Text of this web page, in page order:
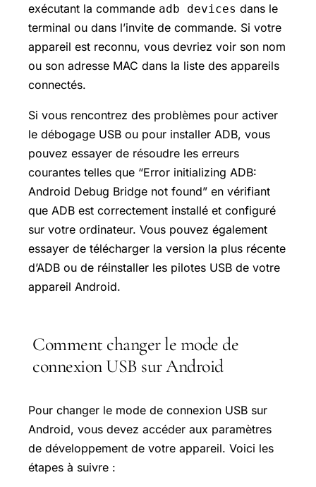
exécutant la commande adb devices dans le
terminal ou dans l’invite de commande. Si votre
appareil est reconnu, vous devriez voir son nom
ou son adresse MAC dans la liste des appareils
connectés.
Si vous rencontrez des problèmes pour activer
le débogage USB ou pour installer ADB, vous
pouvez essayer de résoudre les erreurs
courantes telles que “Error initializing ADB:
Android Debug Bridge not found” en vérifiant
que ADB est correctement installé et configuré
sur votre ordinateur. Vous pouvez également
essayer de télécharger la version la plus récente
d’ADB ou de réinstaller les pilotes USB de votre
appareil Android.
Comment changer le mode de
connexion USB sur Android
Pour changer le mode de connexion USB sur
Android, vous devez accéder aux paramètres
de développement de votre appareil. Voici les
étapes à suivre :